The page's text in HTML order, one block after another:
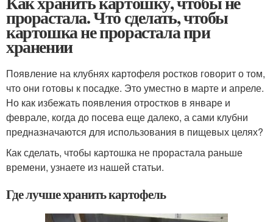
прорастала. Что сделать, чтобы
картошка не прорастала при
хранении
Появление на клубнях картофеля ростков говорит о том,
что они готовы к посадке. Это уместно в марте и апреле.
Но как избежать появления отростков в январе и
феврале, когда до посева еще далеко, а сами клубни
предназначаются для использования в пищевых целях?
Как сделать, чтобы картошка не прорастала раньше
времени, узнаете из нашей статьи.
Где лучше хранить картофель